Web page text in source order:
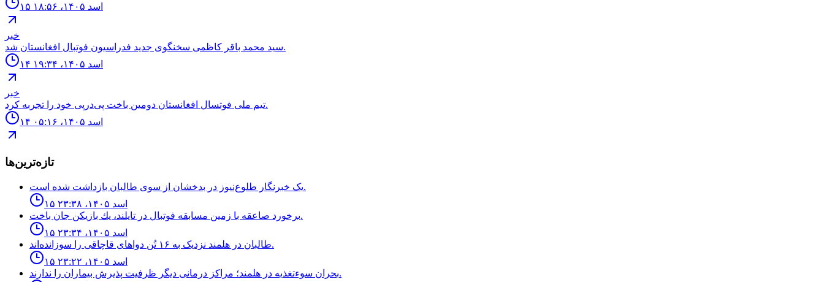
۱۵ اسد ۱۴۰۵، ۱۸:۵۶
خبر
سيد محمد باقر كاظمى سخنگوى جديد فدراسيون فوتبال افغانستان شد.
۱۴ اسد ۱۴۰۵، ۱۹:۳۴
خبر
تیم ملی فوتسال افغانستان دومین باخت پی‌درپی خود را تجربه کرد.
۱۴ اسد ۱۴۰۵، ۰۵:۱۶
تازه‌ترین‌ها
یک خبرنگار طلوع‌نیوز در بدخشان از سوی طالبان بازداشت شده است.
۱۵ اسد ۱۴۰۵، ۲۳:۳۸
برخورد صاعقه با زمين مسابقه فوتبال در تايلند، يك بازيكن جان باخت.
۱۵ اسد ۱۴۰۵، ۲۳:۳۴
طالبان در هلمند نزدیک به ۱۶ تُن دواهای قاچاقی را سوزانده‌اند.
۱۵ اسد ۱۴۰۵، ۲۳:۲۲
بحران سوءتغذیه در هلمند؛ مراکز درمانی دیگر ظرفیت پذیرش بیماران را ندارند.